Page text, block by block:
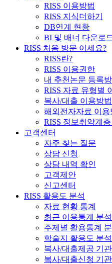
RISS 이용방법
RISS 지식더하기
DB연계 현황
BI 및 배너 다운로
RISS 처음 방문 이세요?
RISS란?
RISS 이용권한
내 추천논문 등록
RISS 자료 유형별
복사/대출 이용방법
해외전자자료 이용
RISS 정보취약계
고객센터
자주 찾는 질문
상담 신청
상담 내역 확인
고객제안
신고센터
RISS 활용도 분석
자료 현황 통계
최근 이용통계 분석
주제별 활용통계
학술지 활용도 분석
복사/대출제공 기
복사/대출신청 기